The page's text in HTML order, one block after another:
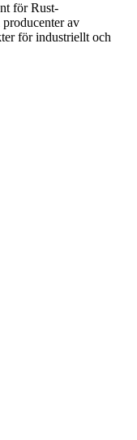
för Rust-
av
för industriellt och